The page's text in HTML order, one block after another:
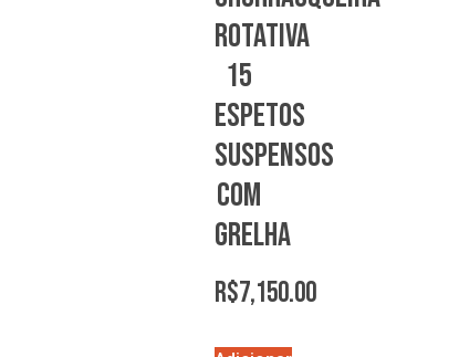
Rotativa
15
Espetos
Suspensos
com
Grelha
R$7,150.00